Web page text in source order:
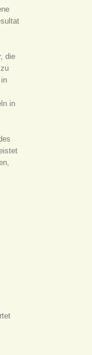
die
in